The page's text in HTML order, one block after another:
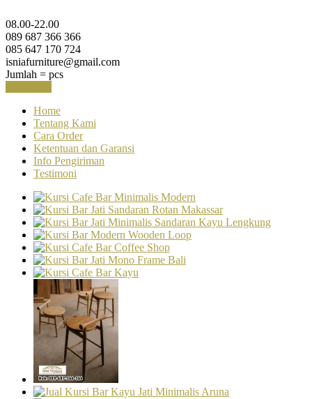
08.00-22.00
089 687 366 366
085 647 170 724
isniafurniture@gmail.com
Jumlah = pcs
Home
Tentang Kami
Cara Order
Ketentuan dan Garansi
Info Pengiriman
Testimoni